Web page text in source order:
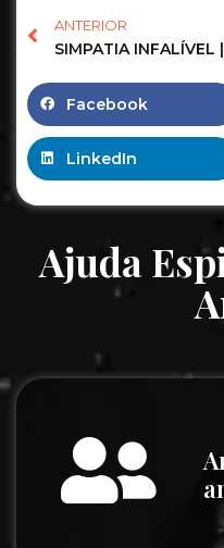
ANTERIOR
Facebook
LinkedIn
Ajuda